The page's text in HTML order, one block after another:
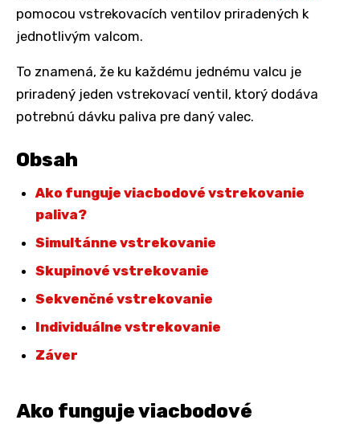
pomocou vstrekovacích ventilov priradených k
jednotlivým valcom.
To znamená, že ku každému jednému valcu je
priradený jeden vstrekovací ventil, ktorý dodáva
potrebnú dávku paliva pre daný valec.
Obsah
Ako funguje viacbodové vstrekovanie
paliva?
Simultánne vstrekovanie
Skupinové vstrekovanie
Sekvenčné vstrekovanie
Individuálne vstrekovanie
Záver
Ako funguje viacbodové